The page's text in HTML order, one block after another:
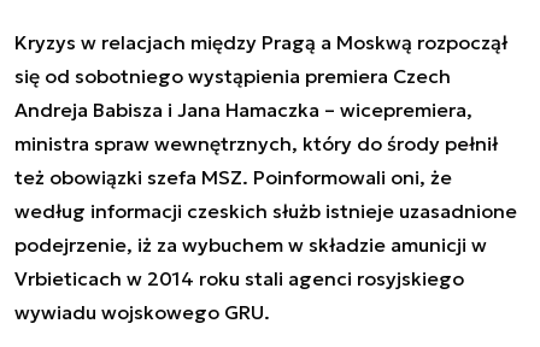
Kryzys w relacjach między Pragą a Moskwą rozpoczął
się od sobotniego wystąpienia premiera Czech
Andreja Babisza i Jana Hamaczka – wicepremiera,
ministra spraw wewnętrznych, który do środy pełnił
też obowiązki szefa MSZ. Poinformowali oni, że
według informacji czeskich służb istnieje uzasadnione
podejrzenie, iż za wybuchem w składzie amunicji w
Vrbieticach w 2014 roku stali agenci rosyjskiego
wywiadu wojskowego GRU.